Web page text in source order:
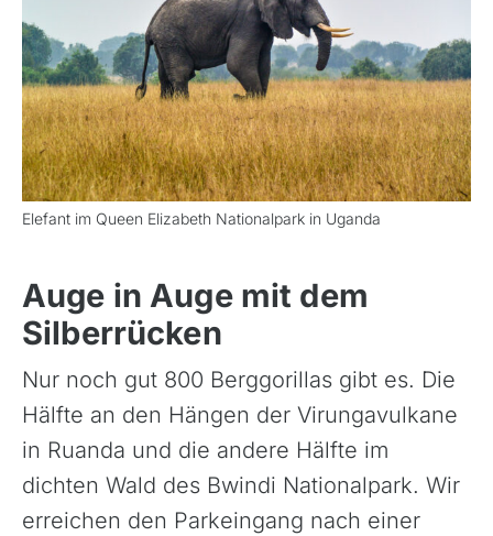
Elefant im Queen Elizabeth Nationalpark in Uganda
Auge in Auge mit dem
Silberrücken
Nur noch gut 800 Berggorillas gibt es. Die
Hälfte an den Hängen der Virungavulkane
in Ruanda und die andere Hälfte im
dichten Wald des Bwindi Nationalpark. Wir
erreichen den Parkeingang nach einer